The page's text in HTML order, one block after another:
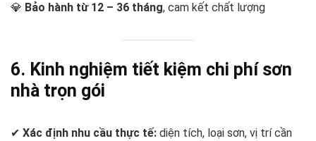
💎 Bảo hành từ 12 – 36 tháng, cam kết chất lượng
6. Kinh nghiệm tiết kiệm chi phí sơn
nhà trọn gói
✔ Xác định nhu cầu thực tế: diện tích, loại sơn, vị trí cần